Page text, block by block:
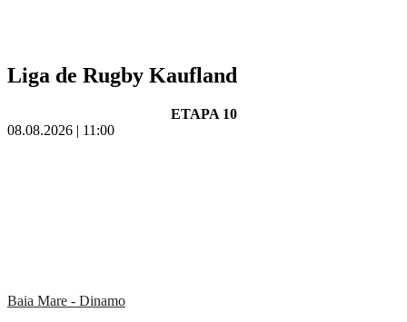
Liga de Rugby Kaufland
ETAPA 10
08.08.2026 | 11:00
Baia Mare - Dinamo